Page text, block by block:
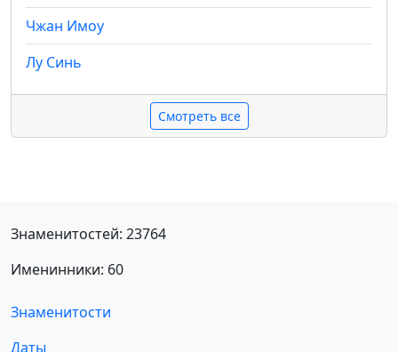
Чжан Имоу
Лу Синь
Смотреть все
Знаменитостей: 23764
Именинники: 60
Знаменитости
Даты